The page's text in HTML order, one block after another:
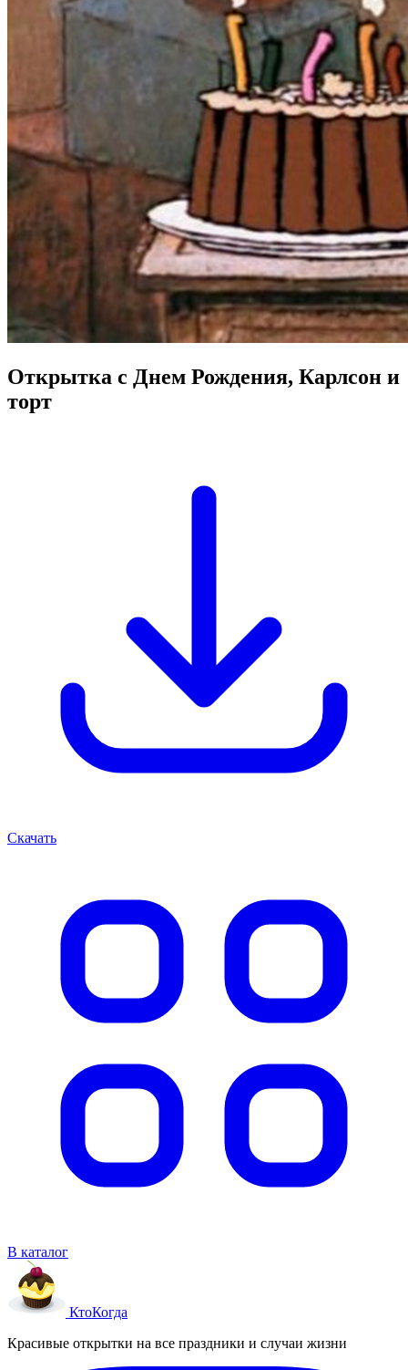
Открытка с Днем Рождения, Карлсон и
торт
Скачать
В каталог
КтоКогда
Красивые открытки на все праздники и случаи жизни